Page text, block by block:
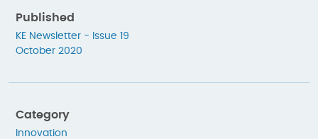
Published
KE Newsletter - Issue 19
October 2020
Category
Innovation